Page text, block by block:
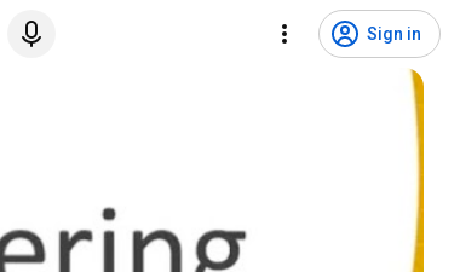
Sign in